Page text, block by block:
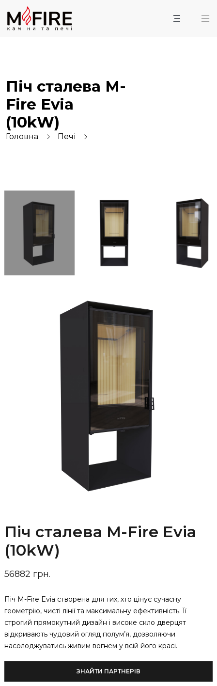
Піч сталева M-
Fire Evia
(10kW)
Головна Печі
Піч сталева M-Fire Evia
(10kW)
56882 грн.
Піч M-Fire Evia створена для тих, хто цінує сучасну
геометрію, чисті лінії та максимальну ефективність. Її
строгий прямокутний дизайн і високе скло дверцят
відкривають чудовий огляд полум’я, дозволяючи
насолоджуватись живим вогнем у всій його красі.
ЗНАЙТИ ПАРТНЕРІВ